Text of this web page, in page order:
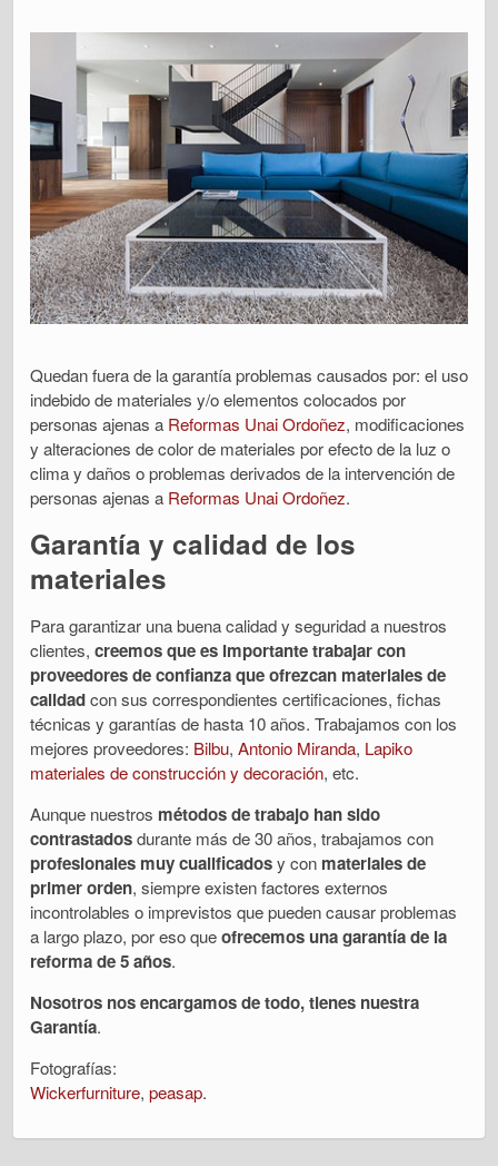
Quedan fuera de la garantía problemas causados por: el uso
indebido de materiales y/o elementos colocados por
personas ajenas a Reformas Unai Ordoñez, modificaciones
y alteraciones de color de materiales por efecto de la luz o
clima y daños o problemas derivados de la intervención de
personas ajenas a Reformas Unai Ordoñez.
Garantía y calidad de los
materiales
Para garantizar una buena calidad y seguridad a nuestros
clientes, creemos que es importante trabajar con
proveedores de confianza que ofrezcan materiales de
calidadcon sus correspondientes certificaciones, fichas
técnicas y garantías de hasta 10 años. Trabajamos con los
mejores proveedores: Bilbu, Antonio Miranda, Lapiko
materiales de construcción y decoración, etc.
Aunque nuestros métodos de trabajo han sido
contrastadosdurante más de 30 años, trabajamos con
profesionales muy cualificadosy con materiales de
primer orden, siempre existen factores externos
incontrolables o imprevistos que pueden causar problemas
a largo plazo, por eso queofrecemos una garantía de la
reforma de 5 años.
Nosotros nos encargamos de todo, tienes nuestra
Garantía.
Fotografías:
Wickerfurniture, peasap.